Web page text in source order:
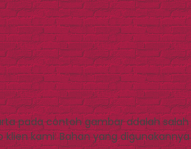
pada contoh gambar adalah
kami. Bahan yang